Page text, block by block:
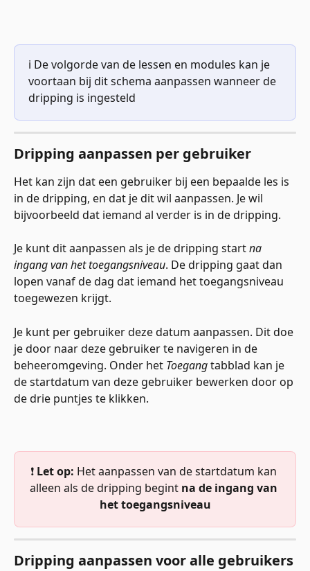
ℹ️ De volgorde van de lessen en modules kan je
voortaan bij dit schema aanpassen wanneer de
dripping is ingesteld
Dripping aanpassen per gebruiker
Het kan zijn dat een gebruiker bij een bepaalde les is
in de dripping, en dat je dit wil aanpassen. Je wil
bijvoorbeeld dat iemand al verder is in de dripping.
Je kunt dit aanpassen als je de dripping start na
ingang van het toegangsniveau. De dripping gaat dan
lopen vanaf de dag dat iemand het toegangsniveau
toegewezen krijgt.
Je kunt per gebruiker deze datum aanpassen. Dit doe
je door naar deze gebruiker te navigeren in de
beheeromgeving. Onder het Toegang tabblad kan je
de startdatum van deze gebruiker bewerken door op
de drie puntjes te klikken.
❗ Let op: Het aanpassen van de startdatum kan
alleen als de dripping begint na de ingang van
het toegangsniveau
Dripping aanpassen voor alle gebruikers